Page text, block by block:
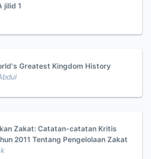
jilid 1
Greatest Kingdom History
Zakat: Catatan-catatan Kritis
2011 Tentang Pengelolaan Zakat